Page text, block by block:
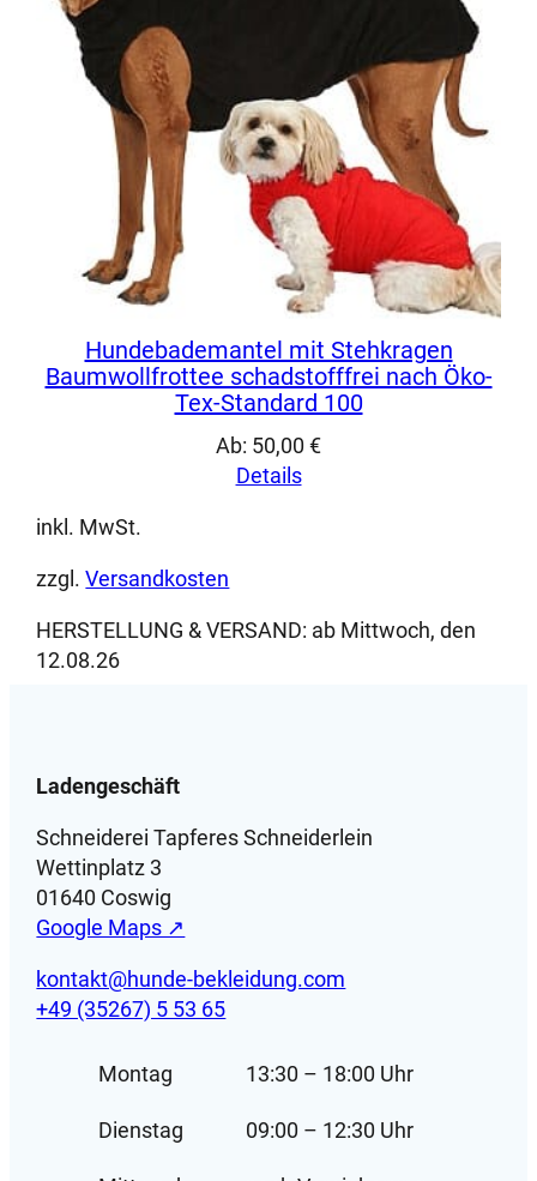
Hundebademantel mit Stehkragen
Baumwollfrottee schadstofffrei nach Öko-
Tex-Standard 100
Ab: 50,00 €
Details
inkl. MwSt.
zzgl.Versandkosten
HERSTELLUNG & VERSAND: ab Mittwoch, den
12.08.26
Ladengeschäft
Schneiderei Tapferes Schneiderlein
Wettinplatz 3
01640 Coswig
Google Maps ↗
kontakt@hunde-bekleidung.com
+49 (35267) 5 53 65
Montag 13:30 – 18:00 Uhr
Dienstag 09:00 – 12:30 Uhr